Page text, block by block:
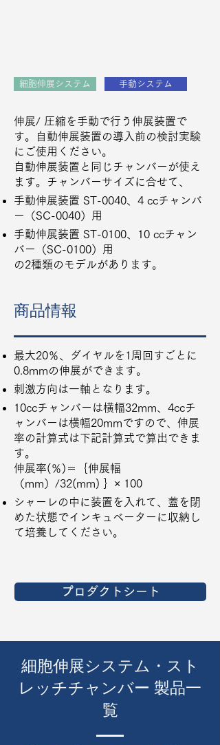
細胞伸展システム 手動システム
伸展/ 圧縮を手動で行う伸展装置で
す。自動伸展装置の導入前の検討実験
にご使用ください。
自動伸展装置と同じチャンバーが使え
ます。チャンバーサイズに合せて、
手動伸展装置 ST-0040、4 ccチャンバ
ー（SC-0040）用
手動伸展装置 ST-0100、10 ccチャン
バー（SC-0100）用
の2種類のモデルがあります。
商品情報
最大20％、ダイヤルを1周回すごとに
0.8mmの伸展ができます。
刺激方向は一軸となります。
10ccチャンバーは横幅32mm、4ccチ
ャンバーは横幅20mmですので、伸展
率の計算式は下記計算式で算出できま
す。
伸展率(％)＝｛伸展幅
（mm）/32(mm) ｝× 100
シャーレの中に装置を入れて、蓋を閉
めた状態でインキュベーターに収納し
て培養してください。
プロダクトシート
細胞伸展システム・スト
レッチチャンバー 製品一
覧